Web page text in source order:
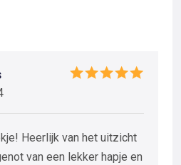
Heerlijk van het uitzicht
van een lekker hapje en